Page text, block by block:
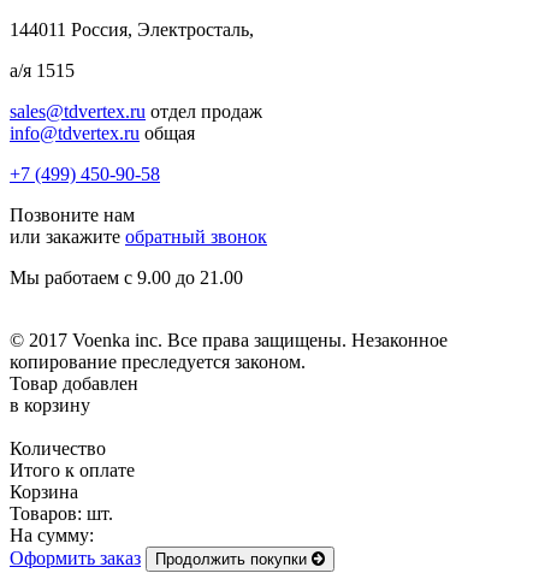
144011 Россия, Электросталь,
а/я 1515
sales@tdvertex.ru отдел продаж
info@tdvertex.ru общая
+7 (499) 450-90-58
Позвоните нам
или закажите обратный звонок
Мы работаем с 9.00 до 21.00
© 2017 Voenka inc. Все права защищены. Незаконное
копирование преследуется законом.
Товар добавлен
в корзину
Количество
Итого к оплате
Корзина
Товаров: шт.
На сумму:
Оформить заказ
Продолжить покупки